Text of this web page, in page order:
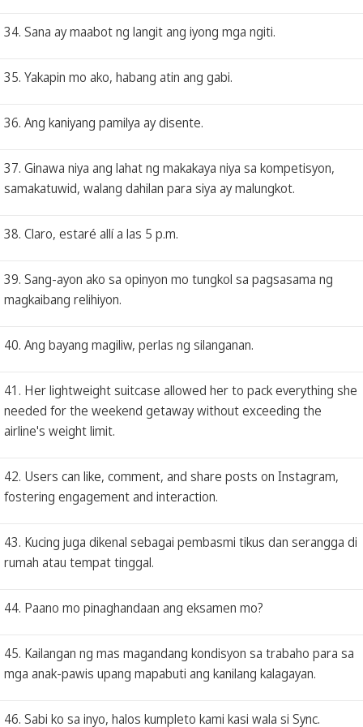
34. Sana ay maabot ng langit ang iyong mga ngiti.
35. Yakapin mo ako, habang atin ang gabi.
36. Ang kaniyang pamilya ay disente.
37. Ginawa niya ang lahat ng makakaya niya sa kompetisyon,
samakatuwid, walang dahilan para siya ay malungkot.
38. Claro, estaré allí a las 5 p.m.
39. Sang-ayon ako sa opinyon mo tungkol sa pagsasama ng
magkaibang relihiyon.
40. Ang bayang magiliw, perlas ng silanganan.
41. Her lightweight suitcase allowed her to pack everything she
needed for the weekend getaway without exceeding the
airline's weight limit.
42. Users can like, comment, and share posts on Instagram,
fostering engagement and interaction.
43. Kucing juga dikenal sebagai pembasmi tikus dan serangga di
rumah atau tempat tinggal.
44. Paano mo pinaghandaan ang eksamen mo?
45. Kailangan ng mas magandang kondisyon sa trabaho para sa
mga anak-pawis upang mapabuti ang kanilang kalagayan.
46. Sabi ko sa inyo, halos kumpleto kami kasi wala si Sync.